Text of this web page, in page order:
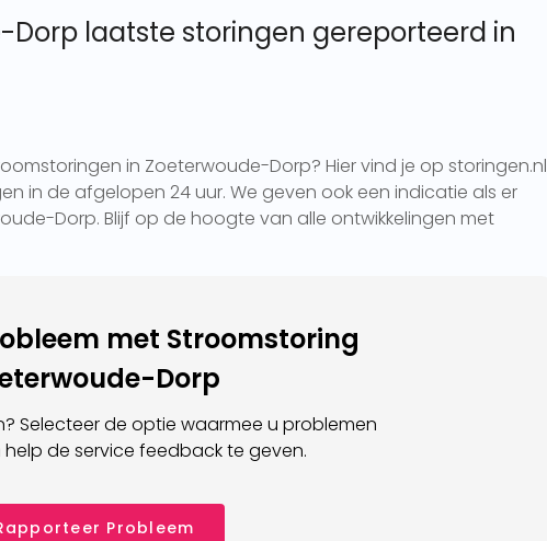
laatste storingen gereporteerd in
in Zoeterwoude-Dorp? Hier vind je op storingen.nl
in de afgelopen 24 uur. We geven ook een indicatie als er
Dorp. Blijf op de hoogte van alle ontwikkelingen met
met Stroomstoring
Dorp
Selecteer de optie waarmee u problemen
de service feedback te geven.
Probleem